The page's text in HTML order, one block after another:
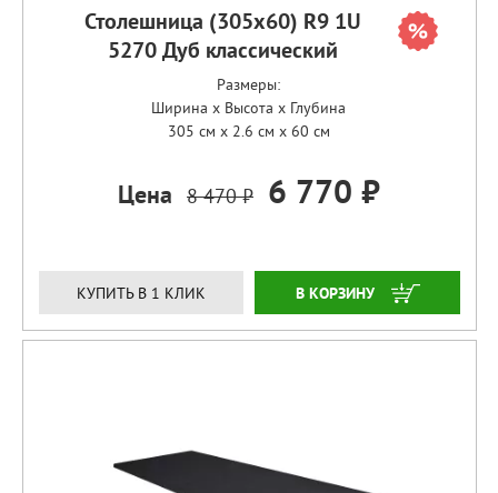
Столешница (305х60) R9 1U
5270 Дуб классический
Размеры:
Ширина x Высота x Глубина
305 см x 2.6 см x 60 см
Цена 8 470 ₽ 6 770 ₽
КУПИТЬ В 1 КЛИК ЗАКАЗАТЬ